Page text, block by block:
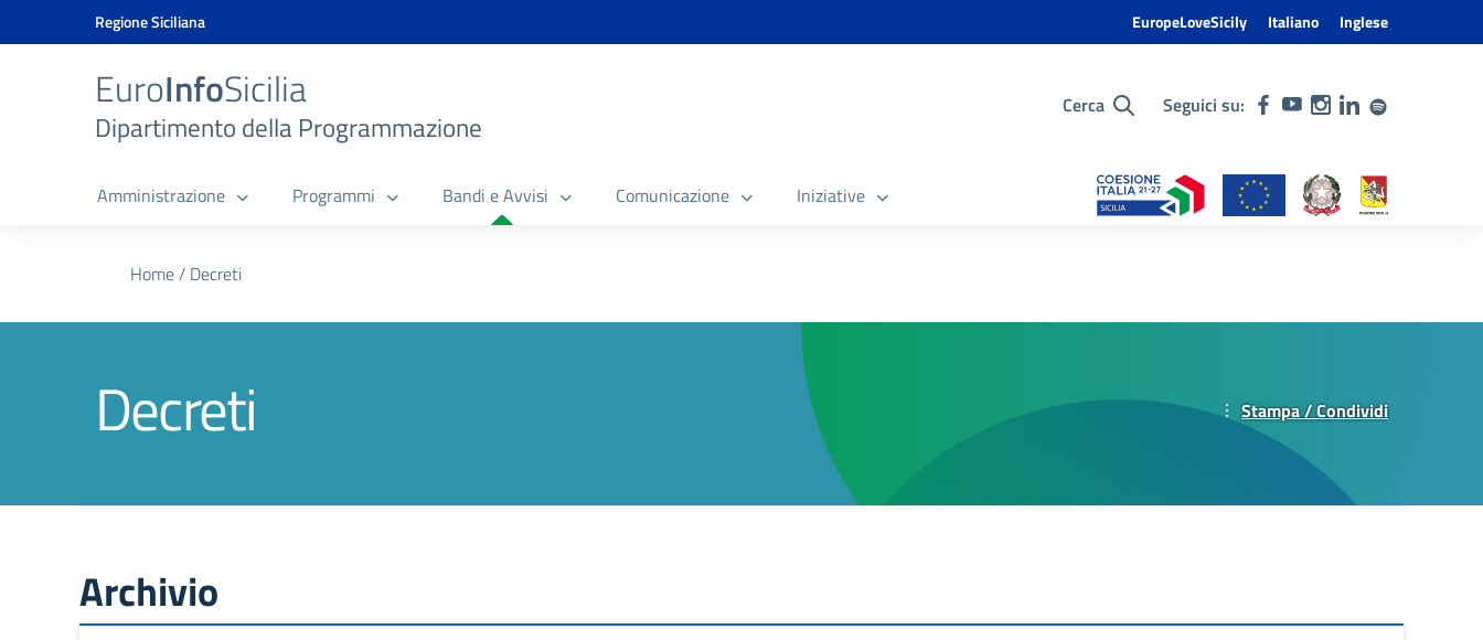
Vai ai contenuti
Vai al menu di navigazione
Vai al banner delle Cookie Policy
Regione Siciliana EuropeLoveSicily Italiano Inglese
EuroInfoSicilia
Dipartimento della Programmazione
Cerca Seguici su:
Amministrazione Programmi Bandi e Avvisi Comunicazione Iniziative
Home/ Decreti
Decreti Stampa / Condividi
Archivio